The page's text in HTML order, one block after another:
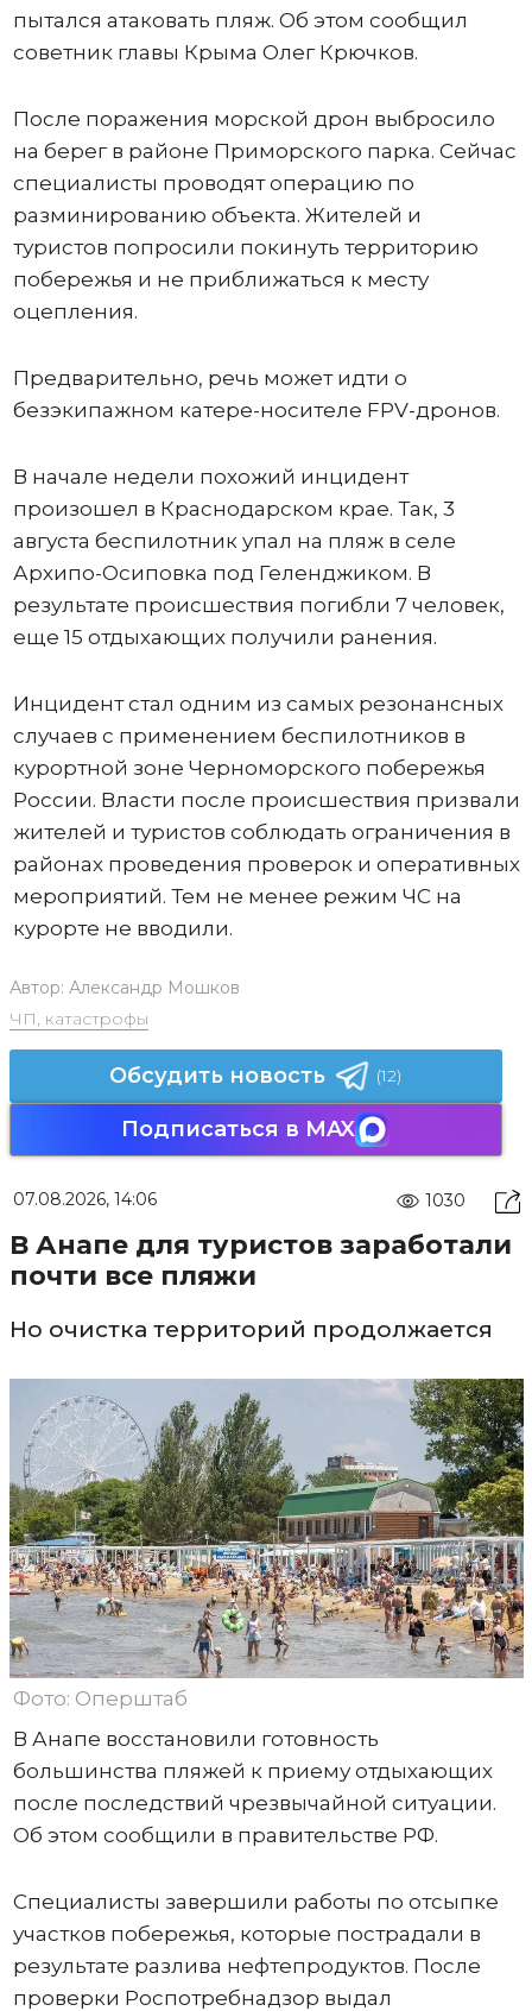
пытался атаковать пляж. Об этом сообщил
советник главы Крыма Олег Крючков.
После поражения морской дрон выбросило
на берег в районе Приморского парка. Сейчас
специалисты проводят операцию по
разминированию объекта. Жителей и
туристов попросили покинуть территорию
побережья и не приближаться к месту
оцепления.
Предварительно, речь может идти о
безэкипажном катере-носителе FPV-дронов.
В начале недели похожий инцидент
произошел в Краснодарском крае. Так, 3
августа беспилотник упал на пляж в селе
Архипо-Осиповка под Геленджиком. В
результате происшествия погибли 7 человек,
еще 15 отдыхающих получили ранения.
Инцидент стал одним из самых резонансных
случаев с применением беспилотников в
курортной зоне Черноморского побережья
России. Власти после происшествия призвали
жителей и туристов соблюдать ограничения в
районах проведения проверок и оперативных
мероприятий. Тем не менее режим ЧС на
курорте не вводили.
Автор: Александр Мошков
ЧП, катастрофы
Обсудить новость (12)
Подписаться в MAX
07.08.2026, 14:06 1030
В Анапе для туристов заработали
почти все пляжи
Но очистка территорий продолжается
Фото: Оперштаб
В Анапе восстановили готовность
большинства пляжей к приему отдыхающих
после последствий чрезвычайной ситуации.
Об этом сообщили в правительстве РФ.
Специалисты завершили работы по отсыпке
участков побережья, которые пострадали в
результате разлива нефтепродуктов. После
проверки Роспотребнадзор выдал